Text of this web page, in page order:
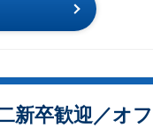
新卒歓迎／オ